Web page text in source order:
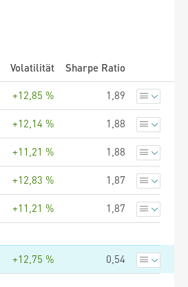
Volatilität
Sharpe Ratio
+12,85 % 1,89
+12,14 % 1,88
+11,21 % 1,88
+12,83 % 1,87
+11,21 % 1,87
+12,75 % 0,54